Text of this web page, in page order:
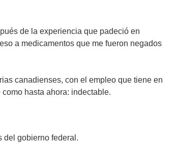
de la experiencia que padeció en
a medicamentos que me fueron negados
canadienses, con el empleo que tiene en
hasta ahora: indectable.
del gobierno federal.